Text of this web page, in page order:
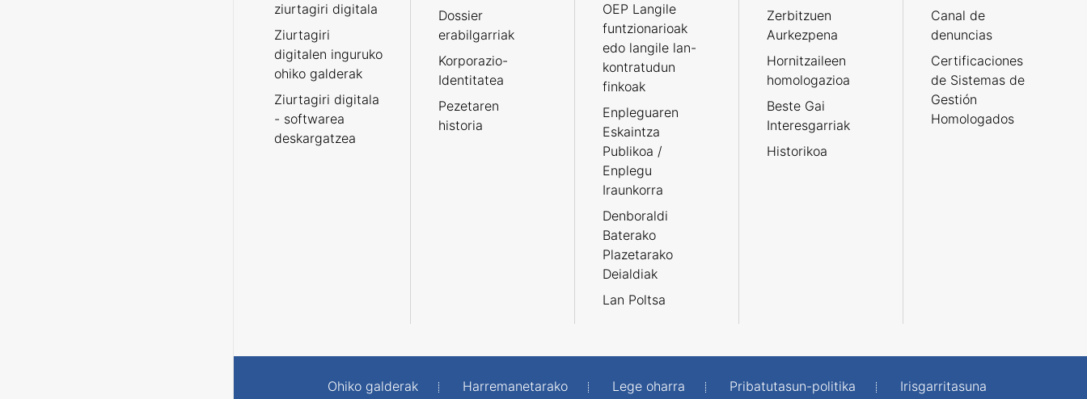
ziurtagiri digitala
Ziurtagiri
digitalen inguruko
ohiko galderak
Ziurtagiri digitala
- softwarea
deskargatzea
Dossier
erabilgarriak
Korporazio-
Identitatea
Pezetaren
historia
OEP Langile
funtzionarioak
edo langile lan-
kontratudun
finkoak
Enpleguaren
Eskaintza
Publikoa /
Enplegu
Iraunkorra
Denboraldi
Baterako
Plazetarako
Deialdiak
Lan Poltsa
Zerbitzuen
Aurkezpena
Hornitzaileen
homologazioa
Beste Gai
Interesgarriak
Historikoa
Canal de
denuncias
Certificaciones
de Sistemas de
Gestión
Homologados
Ohiko galderak Harremanetarako Lege oharra Pribatutasun-politika Irisgarritasuna